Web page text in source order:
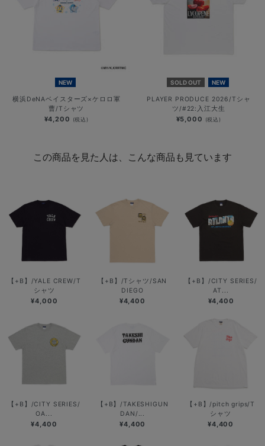
NEW
横浜DeNAベイスターズ×ケロロ軍
曹/Tシャツ
¥4,200 (税込)
SOLD OUT NEW
PLAYER PRODUCE 2026/Tシャ
ツ/#22:入江大生
¥5,000 (税込)
この商品を見た人は、こんな商品も見ています
【+B】/YALE CREW/T
シャツ
¥4,000
【+B】/Tシャツ/SAN
DIEGO
¥4,400
【+B】/CITY SERIES/
AT...
¥4,400
【+B】/CITY SERIES/
OA...
¥4,400
【+B】/TAKESHIGUN
DAN/...
¥4,400
【+B】/pitch grips/T
シャツ
¥4,400